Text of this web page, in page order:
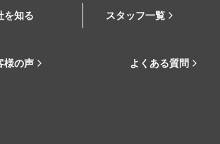
を知る スタッフ一覧
様の声 よくある質問